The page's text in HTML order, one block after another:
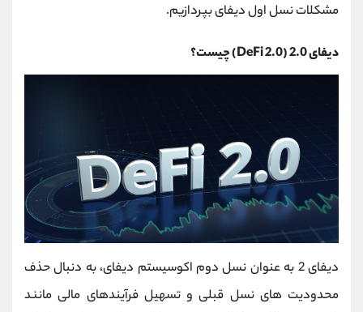
مشکلات نسل اول دیفای بپردازیم.
دیفای 2.0 (0.DeFi 2) چیست؟
دیفای 2 به عنوان نسل دوم اکوسیستم دیفای، به دنبال حذف
محدودیت های نسل قبلی و تسهیل فرآیندهای مالی مانند